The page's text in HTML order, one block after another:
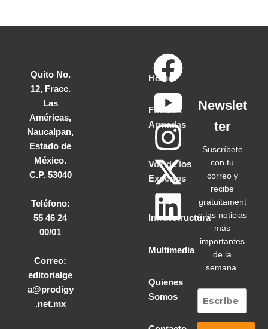
Quito No.
12, Fracc.
Las
Américas,
Naucalpan,
Estado de
México.
C.P. 53040
Teléfono:
55 46 24
00/01
Correo:
editorialge
a@prodigy
.net.mx
Home
Fuerzas
Armadas
Voz de los
Expertos
Infraestructura
Multimedia
Quienes
Somos
Newslet
ter
Suscríbete
con tu
correo y
recibe
gratuitament
e las noticias
más
importantes
de la
semana.